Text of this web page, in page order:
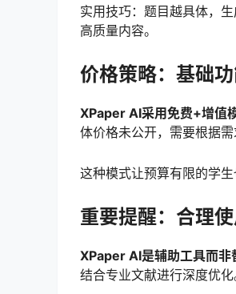
实用技巧：题目越具体，
高质量内容。
价格策略：基础
XPaper AI采用免费+增值
体价格未公开，需要根据需
这种模式让预算有限的学
重要提醒：合理
XPaper AI是辅助工具而非
结合专业文献进行深度优化